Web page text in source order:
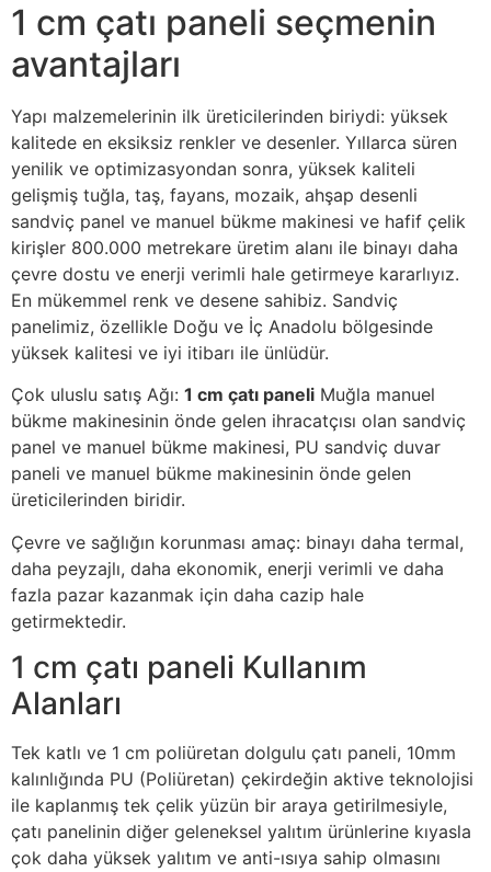
1 cm çatı paneli seçmenin
avantajları
Yapı malzemelerinin ilk üreticilerinden biriydi: yüksek
kalitede en eksiksiz renkler ve desenler. Yıllarca süren
yenilik ve optimizasyondan sonra, yüksek kaliteli
gelişmiş tuğla, taş, fayans, mozaik, ahşap desenli
sandviç panel ve manuel bükme makinesi ve hafif çelik
kirişler 800.000 metrekare üretim alanı ile binayı daha
çevre dostu ve enerji verimli hale getirmeye kararlıyız.
En mükemmel renk ve desene sahibiz. Sandviç
panelimiz, özellikle Doğu ve İç Anadolu bölgesinde
yüksek kalitesi ve iyi itibarı ile ünlüdür.
Çok uluslu satış Ağı: 1 cm çatı paneli Muğla manuel
bükme makinesinin önde gelen ihracatçısı olan sandviç
panel ve manuel bükme makinesi, PU sandviç duvar
paneli ve manuel bükme makinesinin önde gelen
üreticilerinden biridir.
Çevre ve sağlığın korunması amaç: binayı daha termal,
daha peyzajlı, daha ekonomik, enerji verimli ve daha
fazla pazar kazanmak için daha cazip hale
getirmektedir.
1 cm çatı paneli Kullanım
Alanları
Tek katlı ve 1 cm poliüretan dolgulu çatı paneli, 10mm
kalınlığında PU (Poliüretan) çekirdeğin aktive teknolojisi
ile kaplanmış tek çelik yüzün bir araya getirilmesiyle,
çatı panelinin diğer geleneksel yalıtım ürünlerine kıyasla
çok daha yüksek yalıtım ve anti-ısıya sahip olmasını